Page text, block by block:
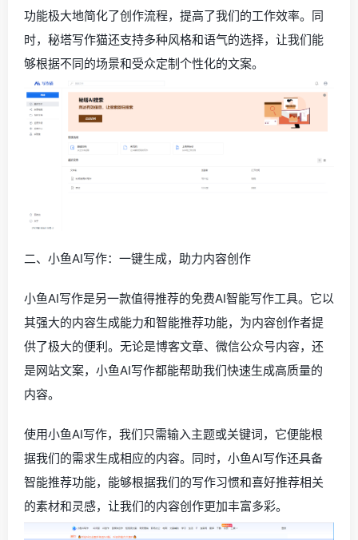
功能极大地简化了创作流程，提高了我们的工作效率。同
时，秘塔写作猫还支持多种风格和语气的选择，让我们能
够根据不同的场景和受众定制个性化的文案。
二、小鱼AI写作：一键生成，助力内容创作
小鱼AI写作是另一款值得推荐的免费AI智能写作工具。它以
其强大的内容生成能力和智能推荐功能，为内容创作者提
供了极大的便利。无论是博客文章、微信公众号内容，还
是网站文案，小鱼AI写作都能帮助我们快速生成高质量的
内容。
使用小鱼AI写作，我们只需输入主题或关键词，它便能根
据我们的需求生成相应的内容。同时，小鱼AI写作还具备
智能推荐功能，能够根据我们的写作习惯和喜好推荐相关
的素材和灵感，让我们的内容创作更加丰富多彩。